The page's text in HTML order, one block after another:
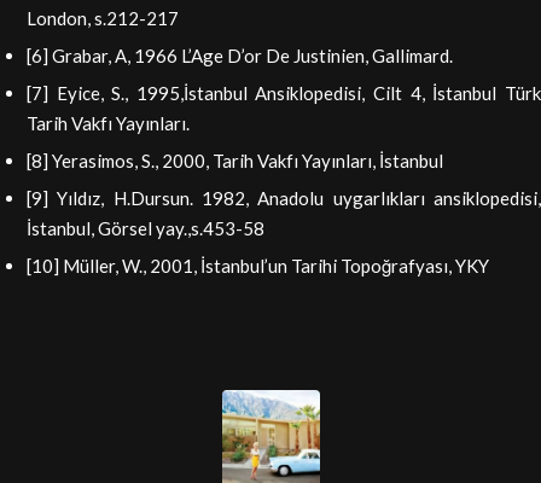
London, s.212-217
[6] Grabar, A, 1966 L’Age D’or De Justinien, Gallimard.
[7] Eyice, S., 1995,İstanbul Ansiklopedisi, Cilt 4, İstanbul Türk
Tarih Vakfı Yayınları.
[8] Yerasimos, S., 2000, Tarih Vakfı Yayınları, İstanbul
[9] Yıldız, H.Dursun. 1982, Anadolu uygarlıkları ansiklopedisi,
İstanbul, Görsel yay.,s.453-58
[10] Müller, W., 2001, İstanbul’un Tarihi Topoğrafyası, YKY